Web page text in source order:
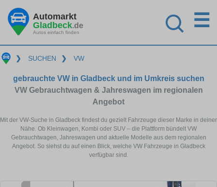
Automarkt
Gladbeck.de
Autos einfach finden
☰
❯ SUCHEN ❯ VW
gebrauchte VW in Gladbeck und im Umkreis suchen
VW Gebrauchtwagen & Jahreswagen im regionalen
Angebot
Mit der VW-Suche in Gladbeck findest du gezielt Fahrzeuge dieser Marke in deiner
Nähe. Ob Kleinwagen, Kombi oder SUV – die Plattform bündelt VW
Gebrauchtwagen, Jahreswagen und aktuelle Modelle aus dem regionalen
Angebot. So siehst du auf einen Blick, welche VW Fahrzeuge in Gladbeck
verfügbar sind.